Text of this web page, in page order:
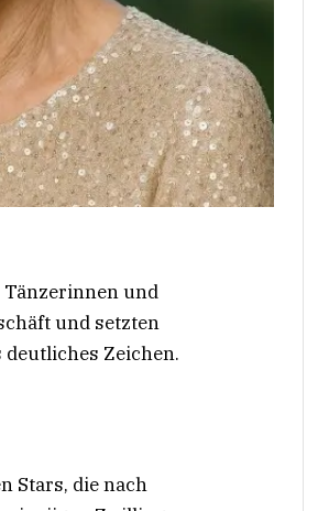
Tänzerinnen und
und setzten
Zeichen.
Stars, die nach